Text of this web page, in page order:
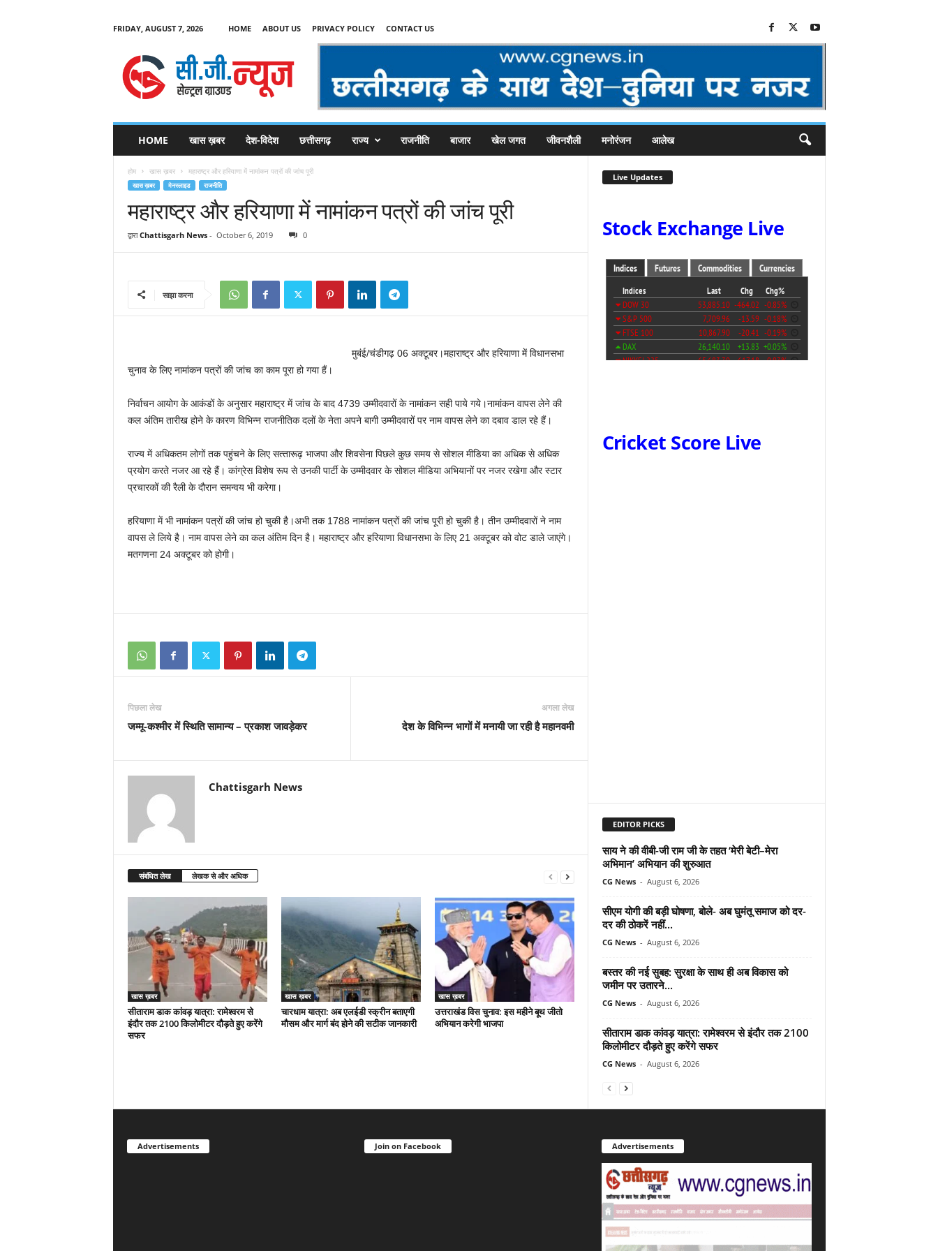
FRIDAY, AUGUST 7, 2026 HOME ABOUT US PRIVACY POLICY CONTACT US
C
HOME खास ख़बर देश-विदेश छत्तीसगढ़ राज्य राजनीति बाजार खेल जगत जीवनशैली मनोरंजन आलेख
होम खास ख़बर महाराष्ट्र और हरियाणा में नामांकन पत्रों की जांच पूरी
खास ख़बर मेनस्लाइड राजनीति
महाराष्ट्र और हरियाणा में नामांकन पत्रों की जांच पूरी
द्वारा Chattisgarh News- October 6, 2019 0
साझा करना
मुबंई/चंडीगढ़ 06 अक्टूबर।महाराष्‍ट्र और हरियाणा में विधानसभा
चुनाव के लिए नामांकन पत्रों की जांच का काम पूरा हो गया हैं।
निर्वाचन आयोग के आकंडों के अनुसार महाराष्ट्र में जांच के बाद 4739 उम्‍मीदवारों के नामांकन सही पाये गये।नामांकन वापस लेने की
कल अंतिम तारीख होने के कारण विभिन्‍न राजनीतिक दलों के नेता अपने बागी उम्‍मीदवारों पर नाम वापस लेने का दबाव डाल रहे हैं।
राज्‍य में अधिकतम लोगों तक पहुंचने के लिए सत्‍तारूढ़ भाजपा और शिवसेना पिछले कुछ समय से सोशल मीडिया का अधिक से अधिक
प्रयोग करते नजर आ रहे हैं। कांग्रेस विशेष रूप से उनकी पार्टी के उम्‍मीदवार के सोशल मीडिया अभियानों पर नजर रखेगा और स्‍टार
प्रचारकों की रैली के दौरान समन्‍वय भी करेगा।
हरियाणा में भी नामांकन पत्रों की जांच हो चुकी है।अभी तक 1788 नामांकन पत्रों की जांच पूरी हो चुकी है। तीन उम्‍मीदवारों ने नाम
वापस ले लिये है। नाम वापस लेने का कल अंतिम दिन है। महाराष्‍ट्र और हरियाणा विधानसभा के लिए 21 अक्‍टूबर को वोट डाले जाएंगे।
मतगणना 24 अक्‍टूबर को होगी।
पिछला लेख
जम्मू-कश्मीर में स्थिति सामान्य – प्रकाश जावड़ेकर
अगला लेख
देश के विभिन्न भागों में मनायी जा रही है महानवमी
Chattisgarh News
संबंधित लेख लेखक से और अधिक
खास ख़बर
सीताराम डाक कांवड़ यात्रा: रामेश्वरम से
इंदौर तक 2100 किलोमीटर दौड़ते हुए करेंगे
सफर
खास ख़बर
चारधाम यात्रा: अब एलईडी स्क्रीन बताएगी
मौसम और मार्ग बंद होने की सटीक जानकारी
खास ख़बर
उत्तराखंड विस चुनाव: इस महीने बूथ जीतो
अभियान करेगी भाजपा
Live Updates
Stock Exchange Live
Cricket Score Live
EDITOR PICKS
साय ने की वीबी-जी राम जी के तहत ‘मेरी बेटी–मेरा
अभिमान’ अभियान की शुरुआत
CG News - August 6, 2026
सीएम योगी की बड़ी घोषणा, बोले- अब घुमंतू समाज को दर-
दर की ठोकरें नहीं...
CG News - August 6, 2026
बस्तर की नई सुबह: सुरक्षा के साथ ही अब विकास को
जमीन पर उतारने...
CG News - August 6, 2026
सीताराम डाक कांवड़ यात्रा: रामेश्वरम से इंदौर तक 2100
किलोमीटर दौड़ते हुए करेंगे सफर
CG News - August 6, 2026
Advertisements Join on Facebook Advertisements